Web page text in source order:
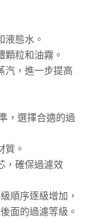
液態水。
顆粒和油霧。
汽，進一步提高
，選擇合適的過
質。
，確保過濾效
順序逐級增加，
面的過濾等級。